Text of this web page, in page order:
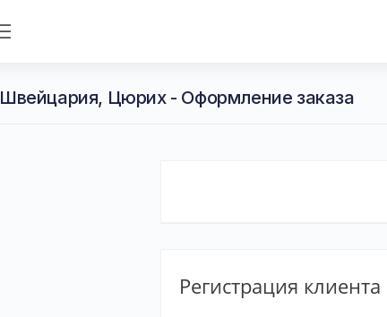
Швейцария, Цюрих - Оформление заказа
Регистрация клиента